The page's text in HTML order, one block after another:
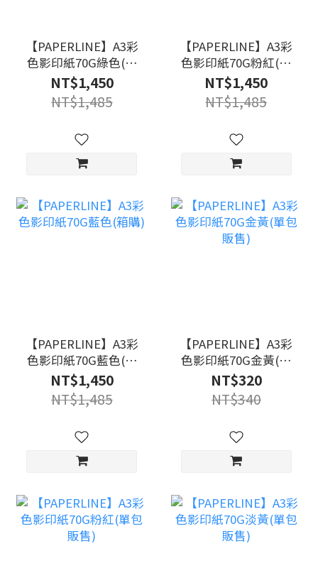
【PAPERLINE】A3彩
色影印紙70G綠色(箱
購)
NT$1,450
NT$1,485
【PAPERLINE】A3彩
色影印紙70G粉紅(箱
購)
NT$1,450
NT$1,485
【PAPERLINE】A3彩
色影印紙70G藍色(箱
購)
NT$1,450
NT$1,485
【PAPERLINE】A3彩
色影印紙70G金黃(單
包販售)
NT$320
NT$340